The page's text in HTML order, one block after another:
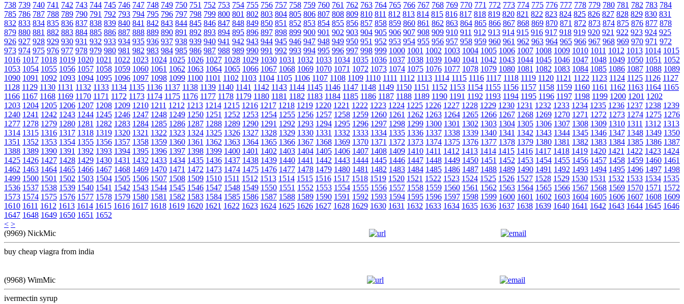
738 739 740 741 742 743 744 745 746 747 748 749 750 751 752 753 754 755 756 757 758 759 760 761 762 763 764 765 766 767 768 769 770 771 772 773 774 775 776 777 778 779 780 781 782 783 784
785 786 787 788 789 790 791 792 793 794 795 796 797 798 799 800 801 802 803 804 805 806 807 808 809 810 811 812 813 814 815 816 817 818 819 820 821 822 823 824 825 826 827 828 829 830 831
832 833 834 835 836 837 838 839 840 841 842 843 844 845 846 847 848 849 850 851 852 853 854 855 856 857 858 859 860 861 862 863 864 865 866 867 868 869 870 871 872 873 874 875 876 877 878
879 880 881 882 883 884 885 886 887 888 889 890 891 892 893 894 895 896 897 898 899 900 901 902 903 904 905 906 907 908 909 910 911 912 913 914 915 916 917 918 919 920 921 922 923 924 925
926 927 928 929 930 931 932 933 934 935 936 937 938 939 940 941 942 943 944 945 946 947 948 949 950 951 952 953 954 955 956 957 958 959 960 961 962 963 964 965 966 967 968 969 970 971 972
973 974 975 976 977 978 979 980 981 982 983 984 985 986 987 988 989 990 991 992 993 994 995 996 997 998 999 1000 1001 1002 1003 1004 1005 1006 1007 1008 1009 1010 1011 1012 1013 1014 1015
1016 1017 1018 1019 1020 1021 1022 1023 1024 1025 1026 1027 1028 1029 1030 1031 1032 1033 1034 1035 1036 1037 1038 1039 1040 1041 1042 1043 1044 1045 1046 1047 1048 1049 1050 1051 1052
1053 1054 1055 1056 1057 1058 1059 1060 1061 1062 1063 1064 1065 1066 1067 1068 1069 1070 1071 1072 1073 1074 1075 1076 1077 1078 1079 1080 1081 1082 1083 1084 1085 1086 1087 1088 1089
1090 1091 1092 1093 1094 1095 1096 1097 1098 1099 1100 1101 1102 1103 1104 1105 1106 1107 1108 1109 1110 1111 1112 1113 1114 1115 1116 1117 1118 1119 1120 1121 1122 1123 1124 1125 1126 1127
1128 1129 1130 1131 1132 1133 1134 1135 1136 1137 1138 1139 1140 1141 1142 1143 1144 1145 1146 1147 1148 1149 1150 1151 1152 1153 1154 1155 1156 1157 1158 1159 1160 1161 1162 1163 1164 1165
1166 1167 1168 1169 1170 1171 1172 1173 1174 1175 1176 1177 1178 1179 1180 1181 1182 1183 1184 1185 1186 1187 1188 1189 1190 1191 1192 1193 1194 1195 1196 1197 1198 1199 1200 1201 1202
1203 1204 1205 1206 1207 1208 1209 1210 1211 1212 1213 1214 1215 1216 1217 1218 1219 1220 1221 1222 1223 1224 1225 1226 1227 1228 1229 1230 1231 1232 1233 1234 1235 1236 1237 1238 1239
1240 1241 1242 1243 1244 1245 1246 1247 1248 1249 1250 1251 1252 1253 1254 1255 1256 1257 1258 1259 1260 1261 1262 1263 1264 1265 1266 1267 1268 1269 1270 1271 1272 1273 1274 1275 1276
1277 1278 1279 1280 1281 1282 1283 1284 1285 1286 1287 1288 1289 1290 1291 1292 1293 1294 1295 1296 1297 1298 1299 1300 1301 1302 1303 1304 1305 1306 1307 1308 1309 1310 1311 1312 1313
1314 1315 1316 1317 1318 1319 1320 1321 1322 1323 1324 1325 1326 1327 1328 1329 1330 1331 1332 1333 1334 1335 1336 1337 1338 1339 1340 1341 1342 1343 1344 1345 1346 1347 1348 1349 1350
1351 1352 1353 1354 1355 1356 1357 1358 1359 1360 1361 1362 1363 1364 1365 1366 1367 1368 1369 1370 1371 1372 1373 1374 1375 1376 1377 1378 1379 1380 1381 1382 1383 1384 1385 1386 1387
1388 1389 1390 1391 1392 1393 1394 1395 1396 1397 1398 1399 1400 1401 1402 1403 1404 1405 1406 1407 1408 1409 1410 1411 1412 1413 1414 1415 1416 1417 1418 1419 1420 1421 1422 1423 1424
1425 1426 1427 1428 1429 1430 1431 1432 1433 1434 1435 1436 1437 1438 1439 1440 1441 1442 1443 1444 1445 1446 1447 1448 1449 1450 1451 1452 1453 1454 1455 1456 1457 1458 1459 1460 1461
1462 1463 1464 1465 1466 1467 1468 1469 1470 1471 1472 1473 1474 1475 1476 1477 1478 1479 1480 1481 1482 1483 1484 1485 1486 1487 1488 1489 1490 1491 1492 1493 1494 1495 1496 1497 1498
1499 1500 1501 1502 1503 1504 1505 1506 1507 1508 1509 1510 1511 1512 1513 1514 1515 1516 1517 1518 1519 1520 1521 1522 1523 1524 1525 1526 1527 1528 1529 1530 1531 1532 1533 1534 1535
1536 1537 1538 1539 1540 1541 1542 1543 1544 1545 1546 1547 1548 1549 1550 1551 1552 1553 1554 1555 1556 1557 1558 1559 1560 1561 1562 1563 1564 1565 1566 1567 1568 1569 1570 1571 1572
1573 1574 1575 1576 1577 1578 1579 1580 1581 1582 1583 1584 1585 1586 1587 1588 1589 1590 1591 1592 1593 1594 1595 1596 1597 1598 1599 1600 1601 1602 1603 1604 1605 1606 1607 1608 1609
1610 1611 1612 1613 1614 1615 1616 1617 1618 1619 1620 1621 1622 1623 1624 1625 1626 1627 1628 1629 1630 1631 1632 1633 1634 1635 1636 1637 1638 1639 1640 1641 1642 1643 1644 1645 1646
1647 1648 1649 1650 1651 1652
< >
(9969) NickMic
buy cheap viagra from india
(9968) WimMic
ivermectin syrup